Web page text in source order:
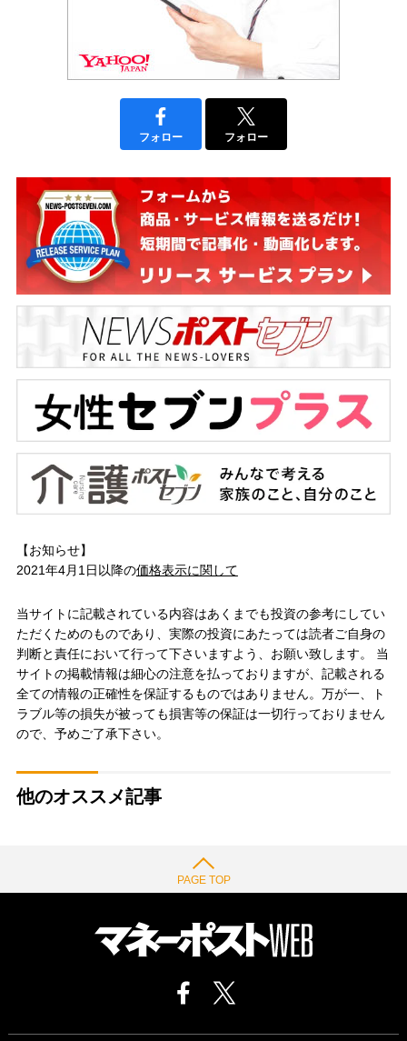
フォロー フォロー
【お知らせ】
2021年4月1日以降の価格表示に関して
当サイトに記載されている内容はあくまでも投資の参考にしてい
ただくためのものであり、実際の投資にあたっては読者ご自身の
判断と責任において行って下さいますよう、お願い致します。 当
サイトの掲載情報は細心の注意を払っておりますが、記載される
全ての情報の正確性を保証するものではありません。万が一、ト
ラブル等の損失が被っても損害等の保証は一切行っておりません
ので、予めご了承下さい。
他のオススメ記事
PAGE TOP